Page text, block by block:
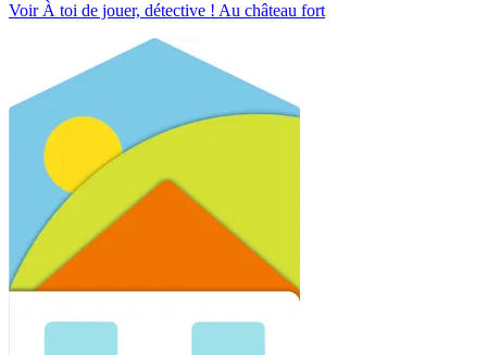
Voir À toi de jouer, détective ! Au château fort